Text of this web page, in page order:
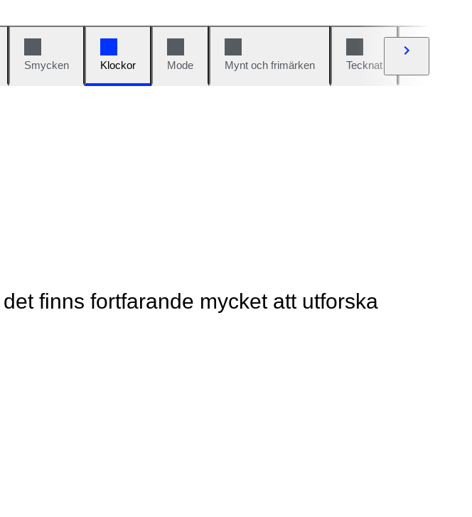
Smycken Klockor Mode Mynt och frimärken Tecknat
finns fortfarande mycket att utforska